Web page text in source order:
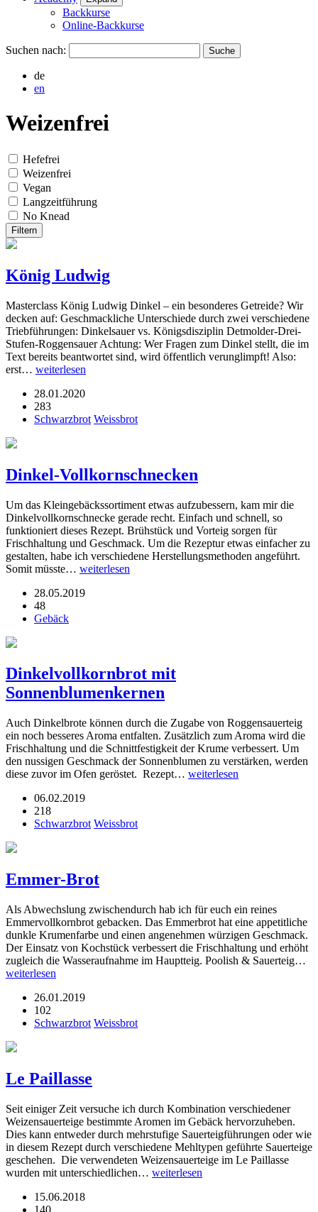
Backkurse
Online-Backkurse
Suchen nach:
de
en
Weizenfrei
Hefefrei
Weizenfrei
Vegan
Langzeitführung
No Knead
Filtern
König Ludwig
Masterclass König Ludwig Dinkel – ein besonderes Getreide? Wir
decken auf: Geschmackliche Unterschiede durch zwei verschiedene
Triebführungen: Dinkelsauer vs. Königsdisziplin Detmolder-Drei-
Stufen-Roggensauer Achtung: Wer Fragen zum Dinkel stellt, die im
Text bereits beantwortet sind, wird öffentlich verunglimpft! Also:
erst… weiterlesen
28.01.2020
283
Schwarzbrot Weissbrot
Dinkel-Vollkornschnecken
Um das Kleingebäckssortiment etwas aufzubessern, kam mir die
Dinkelvollkornschnecke gerade recht. Einfach und schnell, so
funktioniert dieses Rezept. Brühstück und Vorteig sorgen für
Frischhaltung und Geschmack. Um die Rezeptur etwas einfacher zu
gestalten, habe ich verschiedene Herstellungsmethoden angeführt.
Somit müsste… weiterlesen
28.05.2019
48
Gebäck
Dinkelvollkornbrot mit
Sonnenblumenkernen
Auch Dinkelbrote können durch die Zugabe von Roggensauerteig
ein noch besseres Aroma entfalten. Zusätzlich zum Aroma wird die
Frischhaltung und die Schnittfestigkeit der Krume verbessert. Um
den nussigen Geschmack der Sonnenblumen zu verstärken, werden
diese zuvor im Ofen geröstet. Rezept… weiterlesen
06.02.2019
218
Schwarzbrot Weissbrot
Emmer-Brot
Als Abwechslung zwischendurch hab ich für euch ein reines
Emmervollkornbrot gebacken. Das Emmerbrot hat eine appetitliche
dunkle Krumenfarbe und einen angenehmen würzigen Geschmack.
Der Einsatz von Kochstück verbessert die Frischhaltung und erhöht
zugleich die Wasseraufnahme im Hauptteig. Poolish & Sauerteig…
weiterlesen
26.01.2019
102
Schwarzbrot Weissbrot
Le Paillasse
Seit einiger Zeit versuche ich durch Kombination verschiedener
Weizensauerteige bestimmte Aromen im Gebäck hervorzuheben.
Dies kann entweder durch mehrstufige Sauerteigführungen oder wie
in diesem Rezept durch verschiedene Mehltypen geführte Sauerteige
geschehen. Die verwendeten Weizensauerteige im Le Paillasse
wurden mit unterschiedlichen… weiterlesen
15.06.2018
140